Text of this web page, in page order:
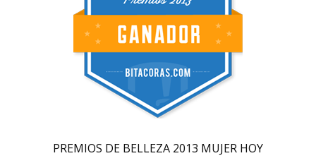
PREMIOS DE BELLEZA 2013 MUJER HOY